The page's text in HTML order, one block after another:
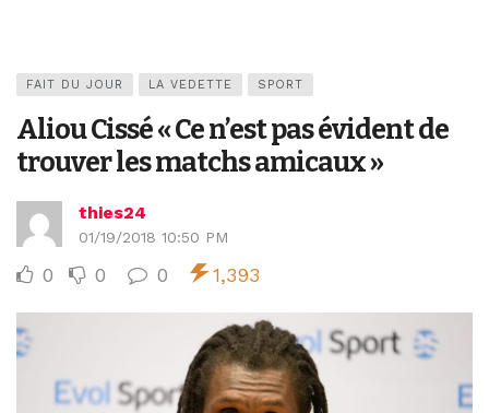
FAIT DU JOUR LA VEDETTE SPORT
Aliou Cissé « Ce n’est pas évident de
trouver les matchs amicaux »
thies24
01/19/2018 10:50 PM
0 0 0 1,393